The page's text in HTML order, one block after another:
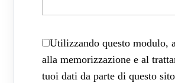
Utilizzando questo modulo,
alla memorizzazione e al
tuoi dati da parte di questo